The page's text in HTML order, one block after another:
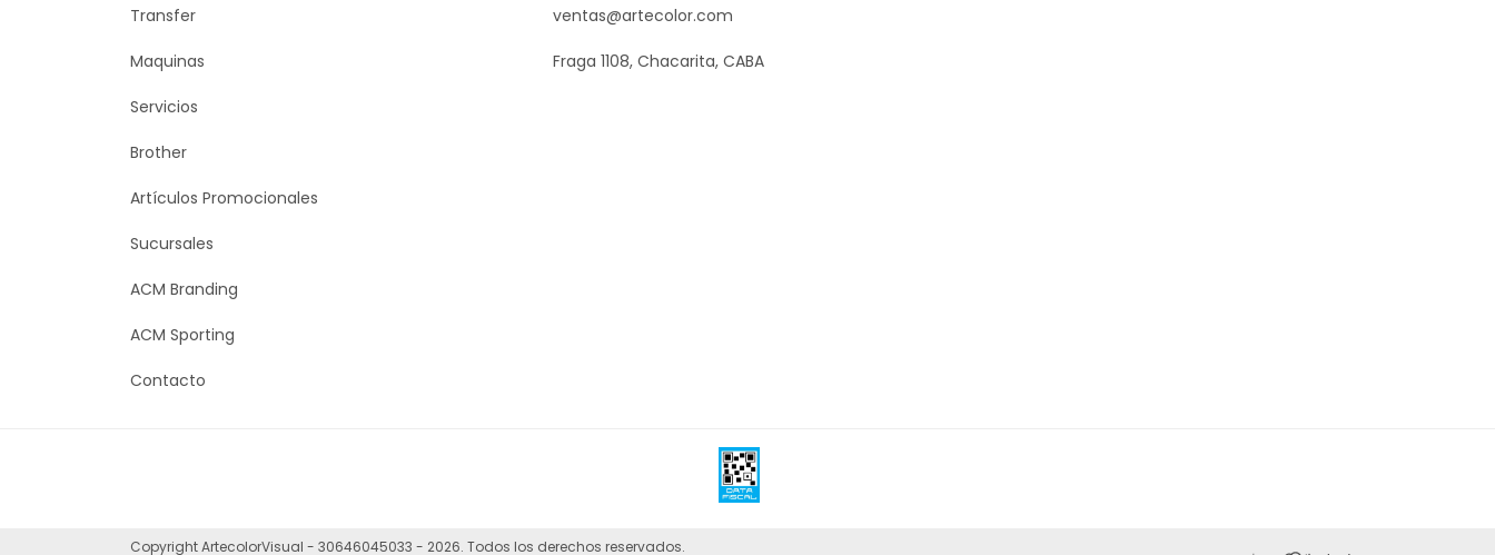
Transfer
Maquinas
Servicios
Brother
Artículos Promocionales
Sucursales
ACM Branding
ACM Sporting
Contacto
ventas@artecolor.com
Fraga 1108, Chacarita, CABA
Copyright ArtecolorVisual - 30646045033 - 2026. Todos los derechos reservados.